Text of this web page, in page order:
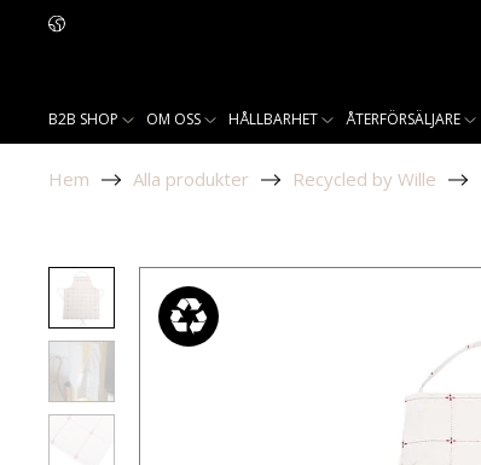
B2B SHOP OM OSS HÅLLBARHET ÅTERFÖRSÄLJARE
Hem Alla produkter Recycled by Wille